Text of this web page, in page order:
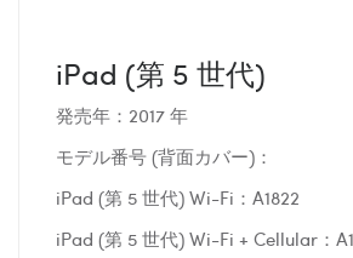
iPad (第 5 世代)
発売年：2017 年
モデル番号 (背面カバー)：
iPad (第 5 世代) Wi-Fi：A1822
iPad (第 5 世代) Wi-Fi + Cellular：